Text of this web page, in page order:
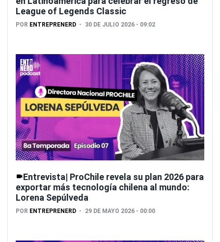
League of Legends Classic
POR ENTREPRENERD 30 DE JULIO 2026 - 09:02
Entrevista| ProChile revela su plan 2026 para
exportar más tecnología chilena al mundo:
Lorena Sepúlveda
POR ENTREPRENERD 29 DE MAYO 2026 - 00:00